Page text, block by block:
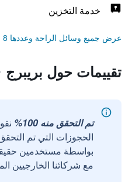
خدمة التخزين
عرض جميع وسائل الراحة وعددها 8
تقييمات حول بريبرج
تم التحقق منه 100%
الحجوزات التي تم
مع شركائنا الخارجيين